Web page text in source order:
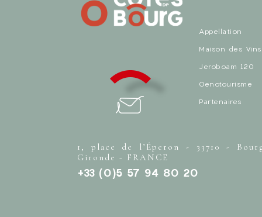
Appellation
Maison des Vins
Jeroboam 120
Oenotourisme
Partenaires
1, place de l’Éperon - 33710 -
Gironde - FRANCE
+33 (0)5 57 94 80 20